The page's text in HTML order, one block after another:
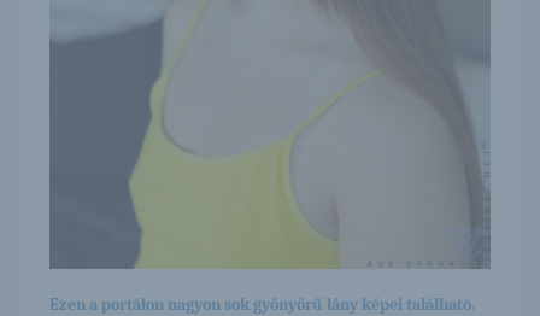
Ezen a portálon nagyon sok gyönyörű lány képei található.